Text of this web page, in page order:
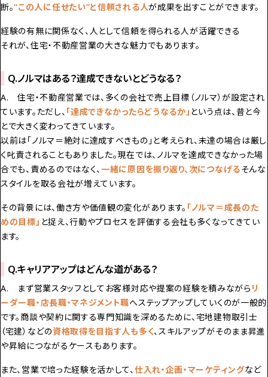
断。“この人に任せたい”と信頼される人が成果を出すことができます。
経験の有無に関係なく、人として信頼を得られる人が活躍できる――
それが、住宅・不動産営業の大きな魅力でもあります。
Q.ノルマはある？達成できないとどうなる？
A. 住宅・不動産営業では、多くの会社で売上目標（ノルマ）が設定され
ています。ただし、 「達成できなかったらどうなるか」 という点は、昔と今
とで大きく変わってきています。
以前は「ノルマ＝絶対に達成すべきもの」と考えられ、未達の場合は厳し
く叱責されることもありました。現在では、ノルマを達成できなかった場
合でも、責めるのではなく、 一緒に原因を振り返り、次につなげる――そんな
スタイルを取る会社が増えています。
その背景には、働き方や価値観の変化があります。 「ノルマ＝成長のた
めの目標」 と捉え、行動やプロセスを評価する会社も多くなってきてい
ます。
Q.キャリアアップはどんな道がある？
A. まず営業スタッフとしてお客様対応や提案の経験を積みながら リ
ーダー職・店長職・マネジメント職へステップアップしていくのが一般的
です。商談や契約に関する専門知識を深めるために、 宅地建物取引士
（宅建） などの資格取得を目指す人も多く、スキルアップがそのまま昇進
や昇給につながるケースもあります。
また、営業で培った経験を活かして、 仕入れ・企画・マーケティングなど